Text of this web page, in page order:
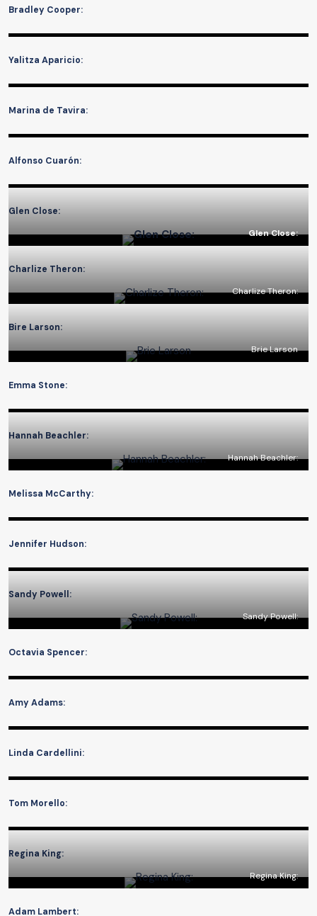
Bradley Cooper:
Yalitza Aparicio:
Marina de Tavira:
Alfonso Cuarón:
Glen Close:
Glen Close:
Charlize Theron:
Charlize Theron:
Bire Larson:
Brie Larson
Emma Stone:
Hannah Beachler:
Hannah Beachler:
Melissa McCarthy:
Jennifer Hudson:
Sandy Powell:
Sandy Powell:
Octavia Spencer:
Amy Adams:
Linda Cardellini:
Tom Morello:
Regina King:
Regina King:
Adam Lambert: